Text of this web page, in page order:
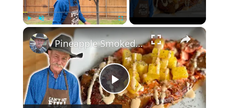
Play Unmute ×
Play
Pineapple Smoked Salmon with Coconut Sriracha Sauce